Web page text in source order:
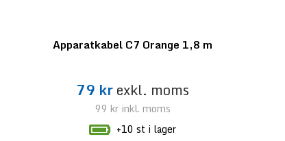
Apparatkabel C7 Orange 1,8 m
79 krexkl. moms
99 krinkl. moms
+10 st i lager